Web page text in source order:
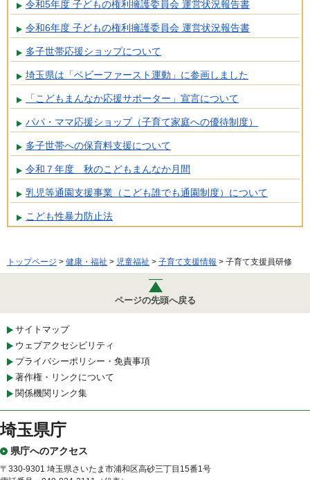
令和5年度 子どもの権利擁護委員会 運営状況報告書
令和6年度 子どもの権利擁護委員会 運営状況報告書
多子世帯応援ショップについて
埼玉県は「ベビーファースト運動」に参画しました
「こどもまんなか応援サポーター」宣言について
パパ・ママ応援ショップ（子育て家庭への優待制度）
多子世帯への保育料支援について
令和７年度 秋のこどもまんなか月間
乳児等通園支援事業（こども誰でも通園制度）について
こども性暴力防止法
トップページ > 健康・福祉 > 児童福祉 > 子育て支援情報 > 子育て支援員研修
ページの先頭へ戻る
サイトマップ
ウェブアクセシビリティ
プライバシーポリシー・免責事項
著作権・リンクについて
関係機関リンク集
埼玉県庁
県庁へのアクセス
〒330-9301 埼玉県さいたま市浦和区高砂三丁目15番1号